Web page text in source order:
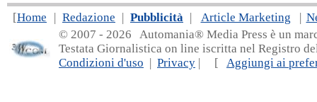
[Home | Redazione | Pubblicità | Article Marketing |
© 2007 - 2026 Automania® Media Press è un
Testata Giornalistica on line iscritta nel Registro
Condizioni d'uso | Privacy | [ Aggiungi ai